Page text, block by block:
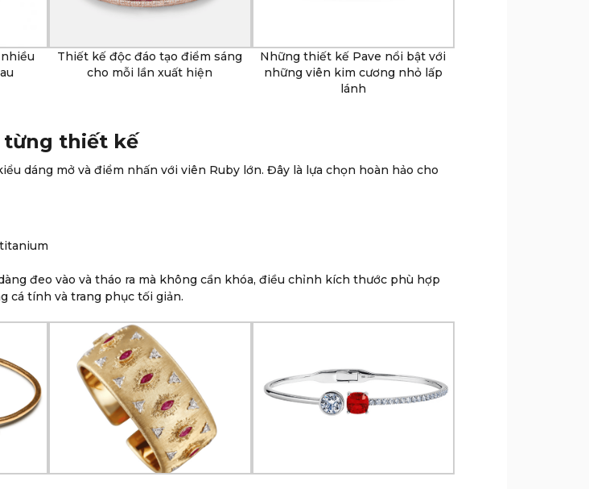
Thiết kế độc đáo tạo điểm sáng
cho mỗi lần xuất hiện
Những thiết kế Pave nổi bật với
những viên kim cương nhỏ lấp
lánh
từng thiết kế
dáng mở và điểm nhấn với viên Ruby lớn. Đây là lựa chọn hoàn hảo cho
đeo vào và tháo ra mà không cần khóa, điều chỉnh kích thước phù hợp
cá tính và trang phục tối giản.